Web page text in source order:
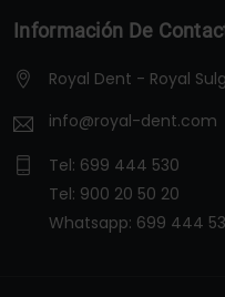
Información De
Royal Dent - Royal
info@royal-dent.com
Tel: 699 444 530
Tel: 900 20 50 20
Whatsapp: 699 444